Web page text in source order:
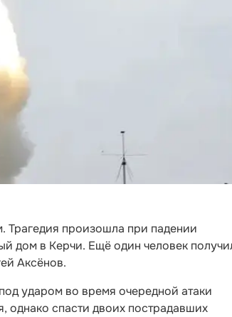
Трагедия произошла при падении
дом в Керчи. Ещё один человек
Аксёнов.
ударом во время очередной атаки
однако спасти двоих пострадавших